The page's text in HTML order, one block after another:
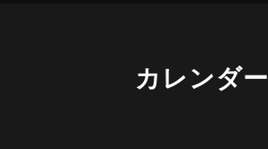
カレンダー